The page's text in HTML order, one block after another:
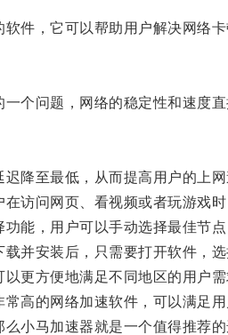
，它可以帮助用户解决网络卡
问题，网络的稳定性和速度直
至最低，从而提高用户的上网
问网页、看视频或者玩游戏时
，用户可以手动选择最佳节点
安装后，只需要打开软件，选
方便地满足不同地区的用户需
的网络加速软件，可以满足用
马加速器就是一个值得推荐的